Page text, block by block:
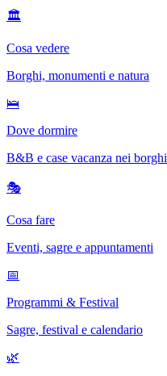
🏛
Cosa vedere
Borghi, monumenti e natura
🛌
Dove dormire
B&B e case vacanza nei borghi
🎭
Cosa fare
Eventi, sagre e appuntamenti
📅
Programmi & Festival
Sagre, festival e calendario
🌿